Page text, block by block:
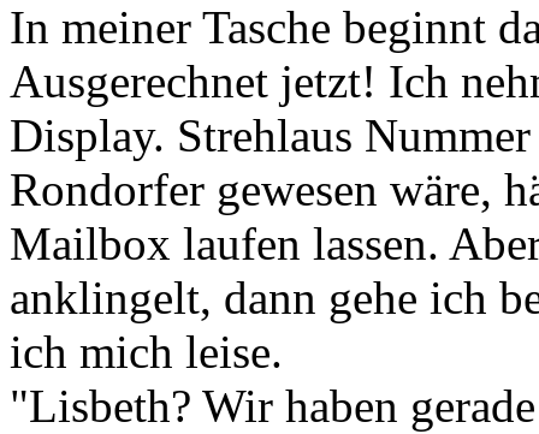
In meiner Tasche beginnt
Ausgerechnet jetzt! Ich
Display. Strehlaus
Rondorfer gewesen wäre,
Mailbox laufen lassen.
anklingelt, dann gehe ich
ich mich leise.
"Lisbeth? Wir haben